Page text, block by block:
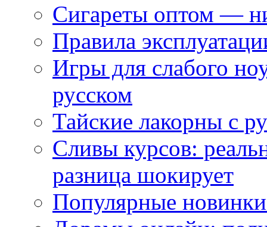
Сигареты оптом —
Правила
Игры для слабого
русском
Тайские лакорны с
Сливы курсов:
разница шокирует
Популярные